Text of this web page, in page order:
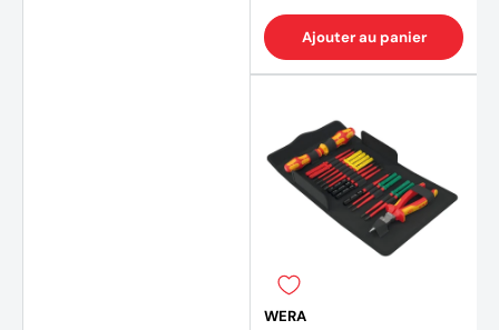
Ajouter au panier
WERA